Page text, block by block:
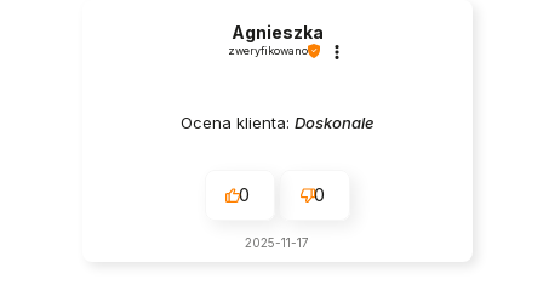
Agnieszka
zweryfikowano
Ocena klienta: Doskonale
0 0
2025-11-17